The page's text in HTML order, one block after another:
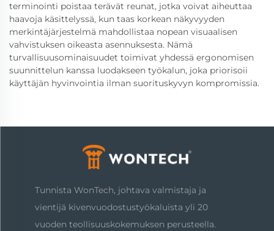
terminointi poistaa terävät reunat, jotka voivat aiheuttaa
haavoja käsittelyssä, kun taas korkean näkyvyyden
merkintäjärjestelmä mahdollistaa nopean visuaalisen
vahvistuksen oikeasta asennuksesta. Nämä
turvallisuusominaisuudet toimivat yhdessä ergonomisen
suunnittelun kanssa luodakseen työkalun, joka priorisoii
käyttäjän hyvinvointia ilman suorituskyvyn kompromissia.
Tunnista WonTech, johtava valmistaja ja
vientijä kivenvuodostustyökaluista yli 20
vuoden teollisuuskokemuksen perusteella.